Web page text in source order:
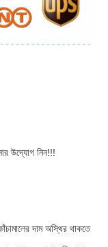
উদ্যোগ নিন!!!
দাম অস্থির থাকতে